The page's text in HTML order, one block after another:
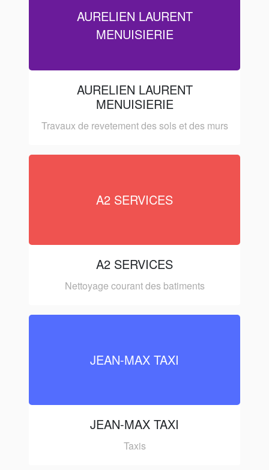
AURELIEN LAURENT
MENUISIERIE
AURELIEN LAURENT
MENUISIERIE
Travaux de revetement des sols et des murs
A2 SERVICES
A2 SERVICES
Nettoyage courant des batiments
JEAN-MAX TAXI
JEAN-MAX TAXI
Taxis